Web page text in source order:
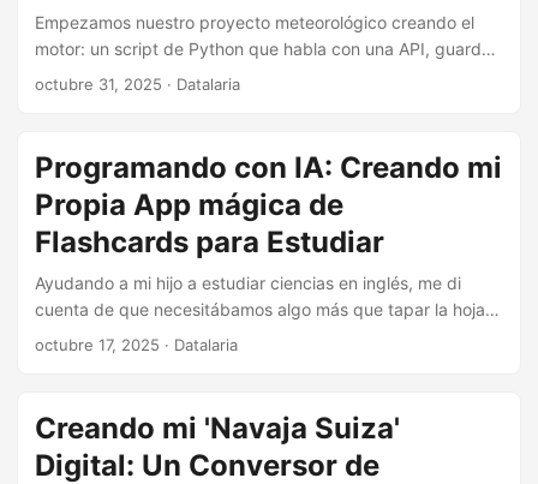
Empezamos nuestro proyecto meteorológico creando el
motor: un script de Python que habla con una API, guarda
datos históricos y se ejecuta solo cada día gracias a GitHub
octubre 31, 2025 · Datalaria
Programando con IA: Creando mi
Propia App mágica de
Flashcards para Estudiar
Ayudando a mi hijo a estudiar ciencias en inglés, me di
cuenta de que necesitábamos algo más que tapar la hoja
con la mano. Así nació mi propia app de flashcards, creada
invito a usarla.
octubre 17, 2025 · Datalaria
Creando mi 'Navaja Suiza'
Digital: Un Conversor de